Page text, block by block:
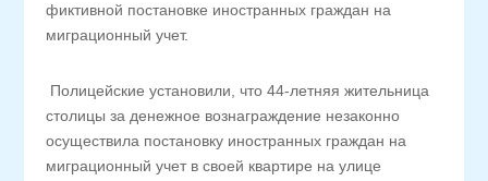
фиктивной постановке иностранных граждан на
миграционный учет.
Полицейские установили, что 44-летняя жительница
столицы за денежное вознаграждение незаконно
осуществила постановку иностранных граждан на
миграционный учет в своей квартире на улице